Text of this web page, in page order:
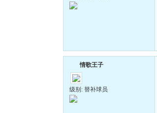
情歌王子
级别: 替补球员